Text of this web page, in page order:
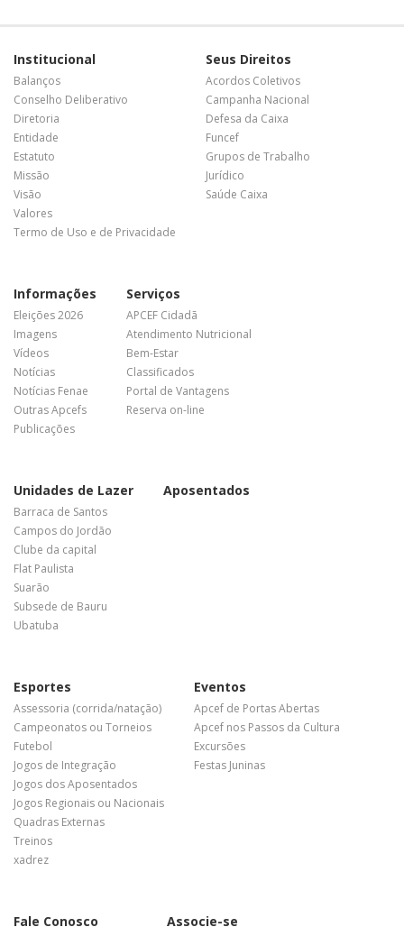
Institucional
Balanços
Conselho Deliberativo
Diretoria
Entidade
Estatuto
Missão
Visão
Valores
Termo de Uso e de Privacidade
Seus Direitos
Acordos Coletivos
Campanha Nacional
Defesa da Caixa
Funcef
Grupos de Trabalho
Jurídico
Saúde Caixa
Informações
Eleições 2026
Imagens
Vídeos
Notícias
Notícias Fenae
Outras Apcefs
Publicações
Serviços
APCEF Cidadã
Atendimento Nutricional
Bem-Estar
Classificados
Portal de Vantagens
Reserva on-line
Unidades de Lazer
Barraca de Santos
Campos do Jordão
Clube da capital
Flat Paulista
Suarão
Subsede de Bauru
Ubatuba
Aposentados
Esportes
Assessoria (corrida/natação)
Campeonatos ou Torneios
Futebol
Jogos de Integração
Jogos dos Aposentados
Jogos Regionais ou Nacionais
Quadras Externas
Treinos
xadrez
Eventos
Apcef de Portas Abertas
Apcef nos Passos da Cultura
Excursões
Festas Juninas
Fale Conosco Associe-se